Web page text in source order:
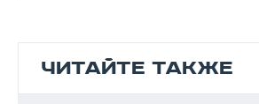
ЧИТАЙТЕ ТАКЖЕ